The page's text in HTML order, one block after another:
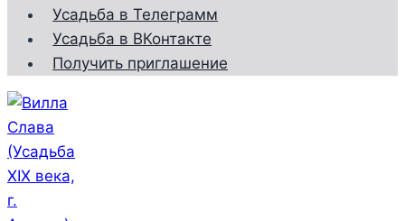
Усадьба в Телеграмм
Усадьба в ВКонтакте
Получить приглашение